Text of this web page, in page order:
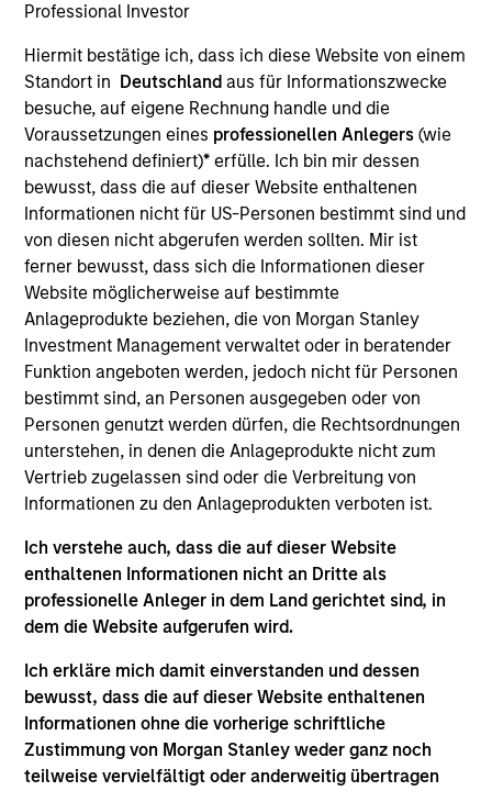
Professional Investor
Hiermit bestätige ich, dass ich diese Website von einem
Standort in Deutschland aus für Informationszwecke
besuche, auf eigene Rechnung handle und die
Voraussetzungen eines professionellen Anlegers(wie
nachstehend definiert)* erfülle. Ich bin mir dessen
bewusst, dass die auf dieser Website enthaltenen
Informationen nicht für US-Personen bestimmt sind und
von diesen nicht abgerufen werden sollten. Mir ist
ferner bewusst, dass sich die Informationen dieser
Website möglicherweise auf bestimmte
Anlageprodukte beziehen, die von Morgan Stanley
Investment Management verwaltet oder in beratender
Funktion angeboten werden, jedoch nicht für Personen
bestimmt sind, an Personen ausgegeben oder von
Personen genutzt werden dürfen, die Rechtsordnungen
unterstehen, in denen die Anlageprodukte nicht zum
Vertrieb zugelassen sind oder die Verbreitung von
Informationen zu den Anlageprodukten verboten ist.
Ich verstehe auch, dass die auf dieser Website
enthaltenen Informationen nicht an Dritte als
professionelle Anleger in dem Land gerichtet sind, in
dem die Website aufgerufen wird.
Ich erkläre mich damit einverstanden und dessen
bewusst, dass die auf dieser Website enthaltenen
Informationen ohne die vorherige schriftliche
Zustimmung von Morgan Stanley weder ganz noch
teilweise vervielfältigt oder anderweitig übertragen
Pooled Vehicle
Insights
Overview
TheMorgan Stanley American Resilience Strategyis a
concentrated portfolio of high quality, predominantly U.S.
companies featuring hard-to-replicate intangible assets
including brands, networks and licences. The investment
team uses bottom-up fundamental analysis to invest in
high quality companies at reasonable valuations that can
sustain their high returns on operating capital over the
long term. Analysis of financially material ESG risks and
opportunities and active, portfolio manager-led
engagement are core parts of the investment process.
The strategy seeks to generate attractive long-term
returns with reduced downside participation in
challenging markets.
Differentiators